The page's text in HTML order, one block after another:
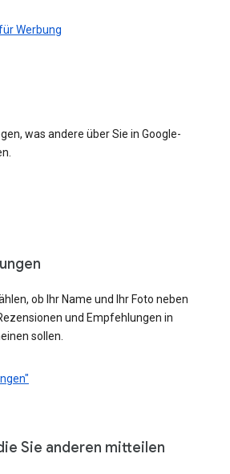
Werbung
was andere über Sie in Google-
ob Ihr Name und Ihr Foto neben
und Empfehlungen in
sollen.
Sie anderen mitteilen